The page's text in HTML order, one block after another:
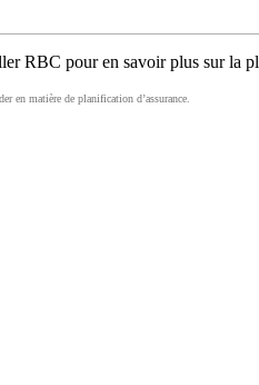
RBC pour en savoir plus sur la
en matière de planification d’assurance.